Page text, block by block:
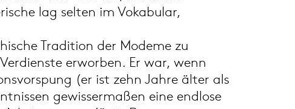
lag selten im Vokabular,
Tradition der Modeme zu
erworben. Er war, wenn
(er ist zehn Jahre älter als
gewissermaßen eine endlose